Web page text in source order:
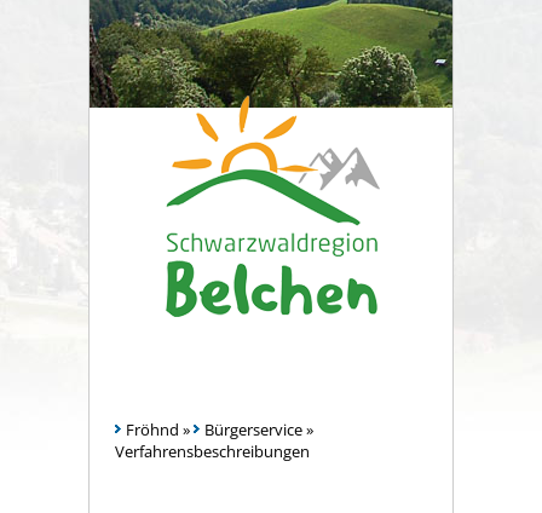
Fröhnd » Bürgerservice»
Verfahrensbeschreibungen